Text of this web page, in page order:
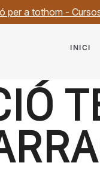
per a tothom -
INICI